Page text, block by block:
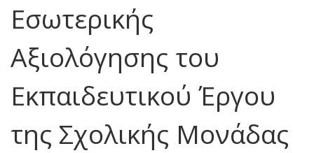
Εσωτερικής
Αξιολόγησης του
Εκπαιδευτικού Έργου
της Σχολικής Μονάδας